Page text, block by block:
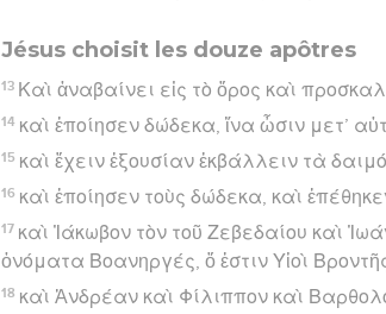
Jésus choisit les douze apôtres
13 Καὶ ἀναβαίνει εἰς τὸ ὄρος καὶ
14 καὶ ἐποίησεν δώδεκα, ἵνα ὦσιν μετ’
15 καὶ ἔχειν ἐξουσίαν ἐκβάλλειν τὰ
16 καὶ ἐποίησεν τοὺς δώδεκα, καὶ
17 καὶ Ἰάκωβον τὸν τοῦ Ζεβεδαίου καὶ
ὀνόματα Βοανηργές, ὅ ἐστιν Υἱοὶ
18 καὶ Ἀνδρέαν καὶ Φίλιππον καὶ